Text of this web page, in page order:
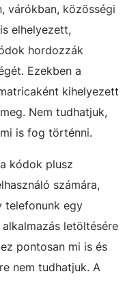
várókban, közösségi
elhelyezett,
hordozzák
Ezekben a
kihelyezett
Nem tudhatjuk,
is fog történni.
kódok plusz
számára,
telefonunk egy
letöltésére
pontosan mi is és
nem tudhatjuk. A